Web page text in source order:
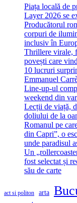
Piața locală de
Layer 2026 se
Producătorul
corpuri de
inclusiv în
Thrillere virale,
povești care
10 lucruri
Emmanuel
Line-up-ul
weekend din
Lecții de viață,
doliului de la
Romanul pe
din Capri”, o
unde paradisul
Un
fost selectat și
său de carte
act si politon arta